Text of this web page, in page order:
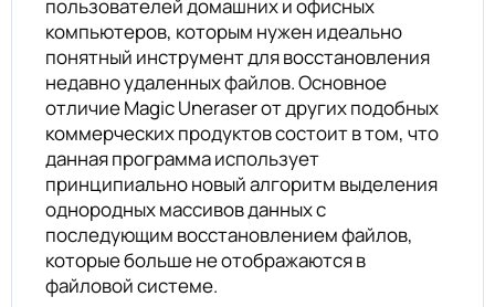
пользователей домашних и офисных
компьютеров, которым нужен идеально
понятный инструмент для восстановления
недавно удаленных файлов. Основное
отличие Magic Uneraser от других подобных
коммерческих продуктов состоит в том, что
данная программа использует
принципиально новый алгоритм выделения
однородных массивов данных с
последующим восстановлением файлов,
которые больше не отображаются в
файловой системе.